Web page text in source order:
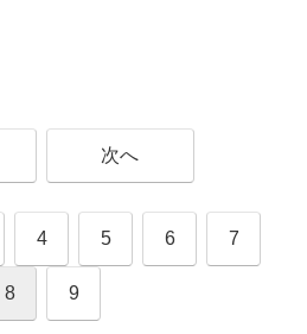
次へ
4 5 6 7
8 9